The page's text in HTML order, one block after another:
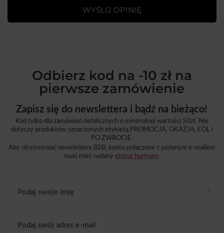
WYŚLIJ OPINIĘ
Odbierz kod na -10 zł na
pierwsze zamówienie
Zapisz się do newslettera i bądź na bieżąco!
Kod tylko dla zamówień detalicznych o minimalnej wartości 50zł. Nie
dotyczy produktów oznaczonych etykietą PROMOCJA, OKAZJA, EOL i
PO ZWROCIE.
Aby otrzymywać newslettery B2B, konto połączone z podanym e-mailem
musi mieć nadany status hurtowy.
Podaj swoje imię
Podaj swój adres e-mail